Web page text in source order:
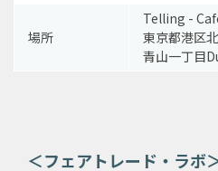
場所
Telling -
東京都港区
青山一丁目
＜フェアトレード・ラボ